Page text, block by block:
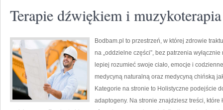
Terapie dźwiękiem i muzykoterapia
Bodbam.pl to przestrzeń, w której zdrowie
na „oddzielne części”, bez patrzenia
lepiej rozumieć swoje ciało, emocje i
medycyną naturalną oraz medycyną chińską
Kategorie na stronie to Holistyczne podejście
adaptogeny. Na stronie znajdziesz treści, które